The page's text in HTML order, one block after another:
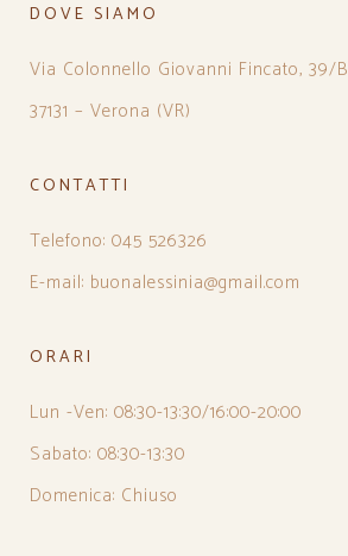
DOVE SIAMO
Via Colonnello Giovanni Fincato, 39/B
37131 – Verona (VR)
CONTATTI
Telefono: 045 526326
E-mail: buonalessinia@gmail.com
ORARI
Lun -Ven: 08:30-13:30/16:00-20:00
Sabato: 08:30-13:30
Domenica: Chiuso